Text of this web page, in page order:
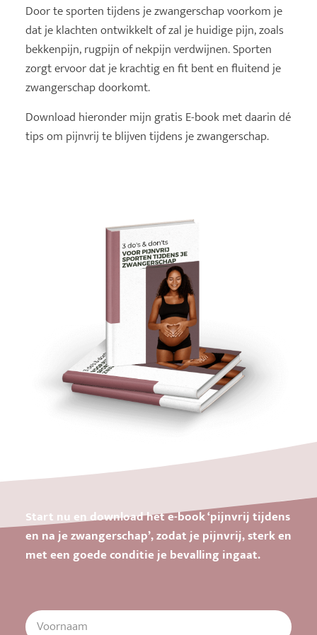
Door te sporten tijdens je zwangerschap voorkom je
dat je klachten ontwikkelt of zal je huidige pijn, zoals
bekkenpijn, rugpijn of nekpijn verdwijnen. Sporten
zorgt ervoor dat je krachtig en fit bent en fluitend je
zwangerschap doorkomt.
Download hieronder mijn gratis E-book met daarin dé
tips om pijnvrij te blijven tijdens je zwangerschap.
Start nu en download het e-book ‘pijnvrij tijdens
en na je zwangerschap’, zodat je pijnvrij, sterk en
met een goede conditie je bevalling ingaat.